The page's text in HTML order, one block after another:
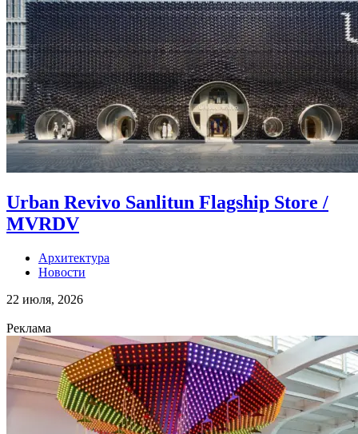
Urban Revivo Sanlitun Flagship Store /
MVRDV
Архитектура
Новости
22 июля, 2026
Реклама